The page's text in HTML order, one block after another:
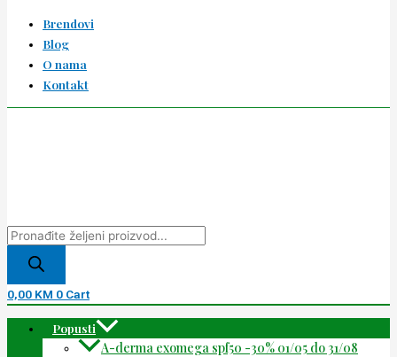
Brendovi
Blog
O nama
Kontakt
0,00 KM 0 Cart
Popusti
A-derma exomega spf50 -30% 01/05 do 31/08